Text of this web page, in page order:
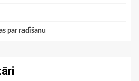
par radīšanu